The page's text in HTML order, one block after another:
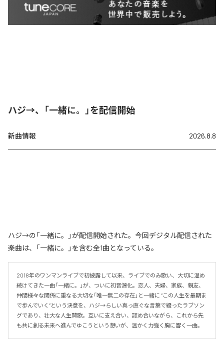
ハジ→、「一緒に。」を配信開始
新曲情報 2026.8.8
ハジ→の「一緒に。」が配信開始された。今回デジタル配信された
楽曲は、「一緒に。」を含む全1曲となっている。
2018年のワンマンライブで初披露して以来、ライブでのみ歌い、大切に温め
続けてきた一曲「一緒に。」が、ついに初音源化。恋人、夫婦、家族、親友、
仲間――様々な関係に重なる大切な「唯一無二の存在」と一緒に “この人生を最期ま
で歩んでいく”という決意を、ハジ→らしい真っ直ぐな言葉で綴ったラブソン
グであり、壮大な人生賛歌。互いに支え合い、認め合いながら、これから先
も共に創る未来へ進んでゆこうという想いが、温かく力強く胸に響く一曲。